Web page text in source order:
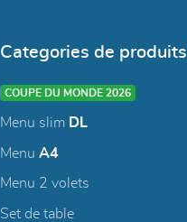
Categories de produits
COUPE DU MONDE 2026
Menu slim DL
Menu A4
Menu 2 volets
Set de table